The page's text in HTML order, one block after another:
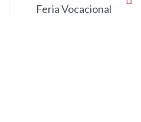
Feria Vocacional